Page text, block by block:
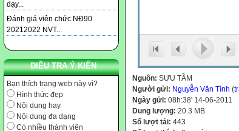
dạy...
Đánh giá viên chức NĐ90
20212022 NVT...
ĐIỀU TRA Ý KIẾN
Bạn thích trang web này vì?
Hình thức đẹp
Nội dung hay
Nội dung đa dạng
Có nhiều thành viên
Nguồn: SƯU TẦM
Người gửi: Nguyễn Văn Tình (
Ngày gửi: 08h:38' 14-06-2011
Dung lượng: 20.3 MB
Số lượt tải: 443